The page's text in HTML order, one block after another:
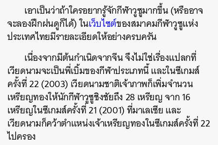
เอาเป็นว่าถ้าใครอยากรู้จักกีฬาวูซูมากขึ้น (หรืออาจ
จะลองฝึกฝนดูก็ได้) ในเว็บไซต์ของสมาคมกีฬาวูซูแห่ง
ประเทศไทยมีรายละเอียดให้อย่างครบครัน
เนื่องจากมีต้นกำเนิดจากจีน จึงไม่ใช่เรื่องแปลกที่
เวียดนามจะเป็นพี่เบิ้มของกีฬาประเภทนี้ และในซีเกมส์
ครั้งที่ 22 (2003) เวียดนามชาติเจ้าภาพก็เพิ่มจำนวน
เหรียญทองให้นักกีฬาวูซูชิงชัยถึง 28 เหรียญ จาก 16
เหรียญในซีเกมส์ครั้งที่ 21 (2001) ที่มาเลเซีย และ
เวียดนามก็คว้าตำแหน่งเจ้าเหรียญทองในซีเกมส์ครั้งที่ 22
ไปครอง